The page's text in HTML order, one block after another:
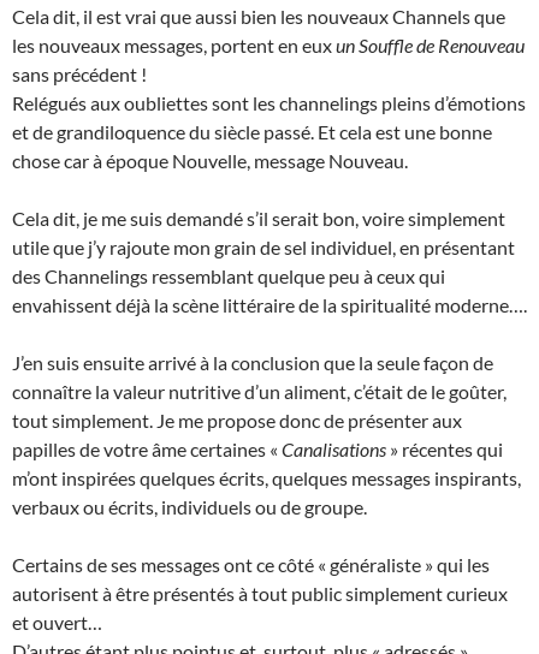
Cela dit, il est vrai que aussi bien les nouveaux Channels que
les nouveaux messages, portent en euxun Souffle de Renouveau
sans précédent !
Relégués aux oubliettes sont les channelings pleins d’émotions
et de grandiloquence du siècle passé. Et cela est une bonne
chose car à époque Nouvelle, message Nouveau.
Cela dit, je me suis demandé s’il serait bon, voire simplement
utile que j’y rajoute mon grain de sel individuel, en présentant
des Channelings ressemblant quelque peu à ceux qui
envahissent déjà la scène littéraire de la spiritualité moderne….
J’en suis ensuite arrivé à la conclusion que la seule façon de
connaître la valeur nutritive d’un aliment, c’était de le goûter,
tout simplement. Je me propose donc de présenter aux
papilles de votre âme certaines « Canalisations » récentes qui
m’ont inspirées quelques écrits, quelques messages inspirants,
verbaux ou écrits, individuels ou de groupe.
Certains de ses messages ont ce côté « généraliste » qui les
autorisent à être présentés à tout public simplement curieux
et ouvert…